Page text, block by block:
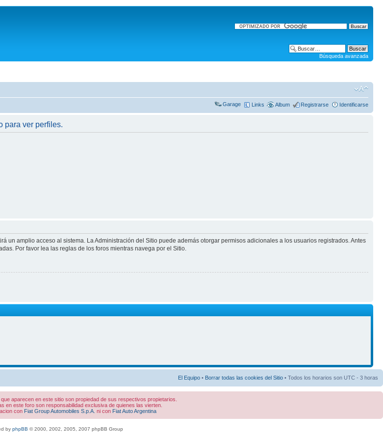
Búsqueda avanzada
Garage Links Album Registrarse Identificarse
para ver perfiles.
un amplio acceso al sistema. La Administración del Sitio puede además otorgar permisos adicionales a los usuarios registrados. Antes
Por favor lea las reglas de los foros mientras navega por el Sitio.
El Equipo • Borrar todas las cookies del Sitio • Todos los horarios son UTC - 3 horas
aparecen en este sitio son propiedad de sus respectivos propietarios.
en este foro son responsabilidad exclusiva de quienes las vierten.
con Fiat Group Automobiles S.p.A. ni con Fiat Auto Argentina
by phpBB © 2000, 2002, 2005, 2007 phpBB Group